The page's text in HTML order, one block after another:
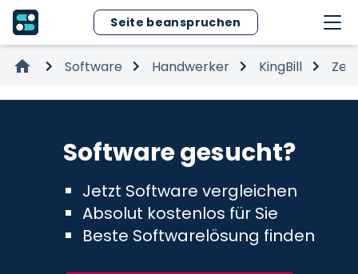
Seite beanspruchen
Software Handwerker KingBill
Software gesucht?
Jetzt Software vergleichen
Absolut kostenlos für Sie
Beste Softwarelösung finden